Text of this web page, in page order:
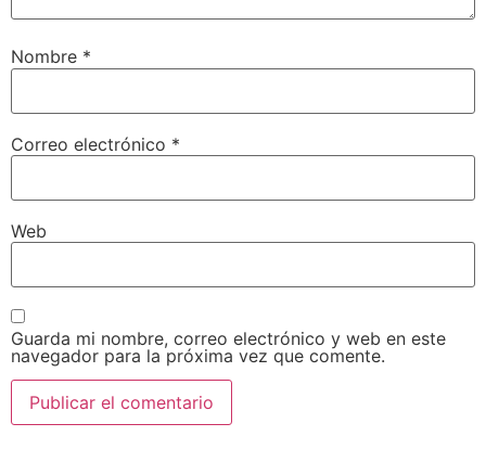
Nombre *
Correo electrónico *
Web
Guarda mi nombre, correo electrónico y web en este
navegador para la próxima vez que comente.